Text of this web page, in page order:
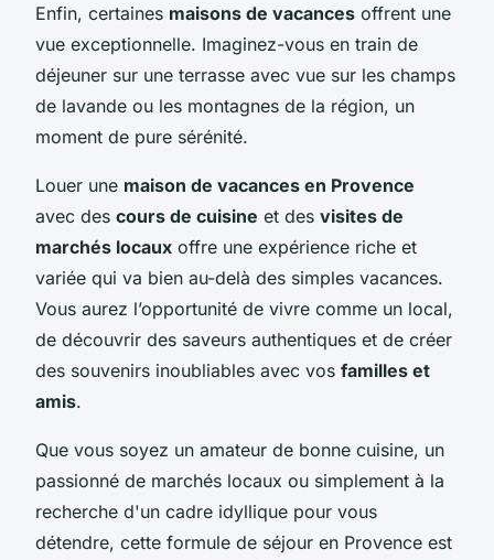
Enfin, certaines maisons de vacances offrent une
vue exceptionnelle. Imaginez-vous en train de
déjeuner sur une terrasse avec vue sur les champs
de lavande ou les montagnes de la région, un
moment de pure sérénité.
Louer une maison de vacances en Provence
avec des cours de cuisine et des visites de
marchés locaux offre une expérience riche et
variée qui va bien au-delà des simples vacances.
Vous aurez l’opportunité de vivre comme un local,
de découvrir des saveurs authentiques et de créer
des souvenirs inoubliables avec vos familles et
amis.
Que vous soyez un amateur de bonne cuisine, un
passionné de marchés locaux ou simplement à la
recherche d'un cadre idyllique pour vous
détendre, cette formule de séjour en Provence est